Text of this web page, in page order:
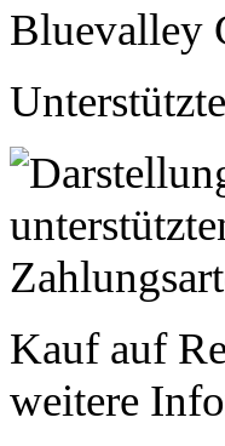
Bluevalley
Kauf auf
weitere